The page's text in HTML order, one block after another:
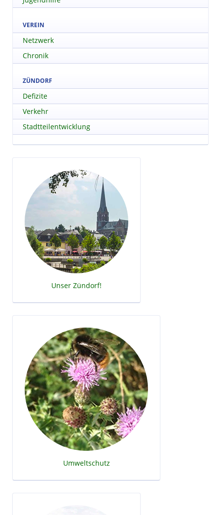
VEREIN
Netzwerk
Chronik
ZÜNDORF
Defizite
Verkehr
Stadtteilentwicklung
Unser Zündorf!
Umweltschutz